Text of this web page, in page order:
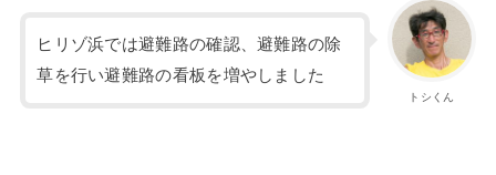
トシくん
ヒリゾ浜では避難路の確認、避難路の除
草を行い避難路の看板を増やしました